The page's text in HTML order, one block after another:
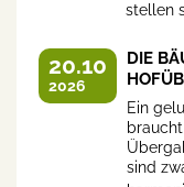
stellen
20.10
2026
DIE
Ein
sind